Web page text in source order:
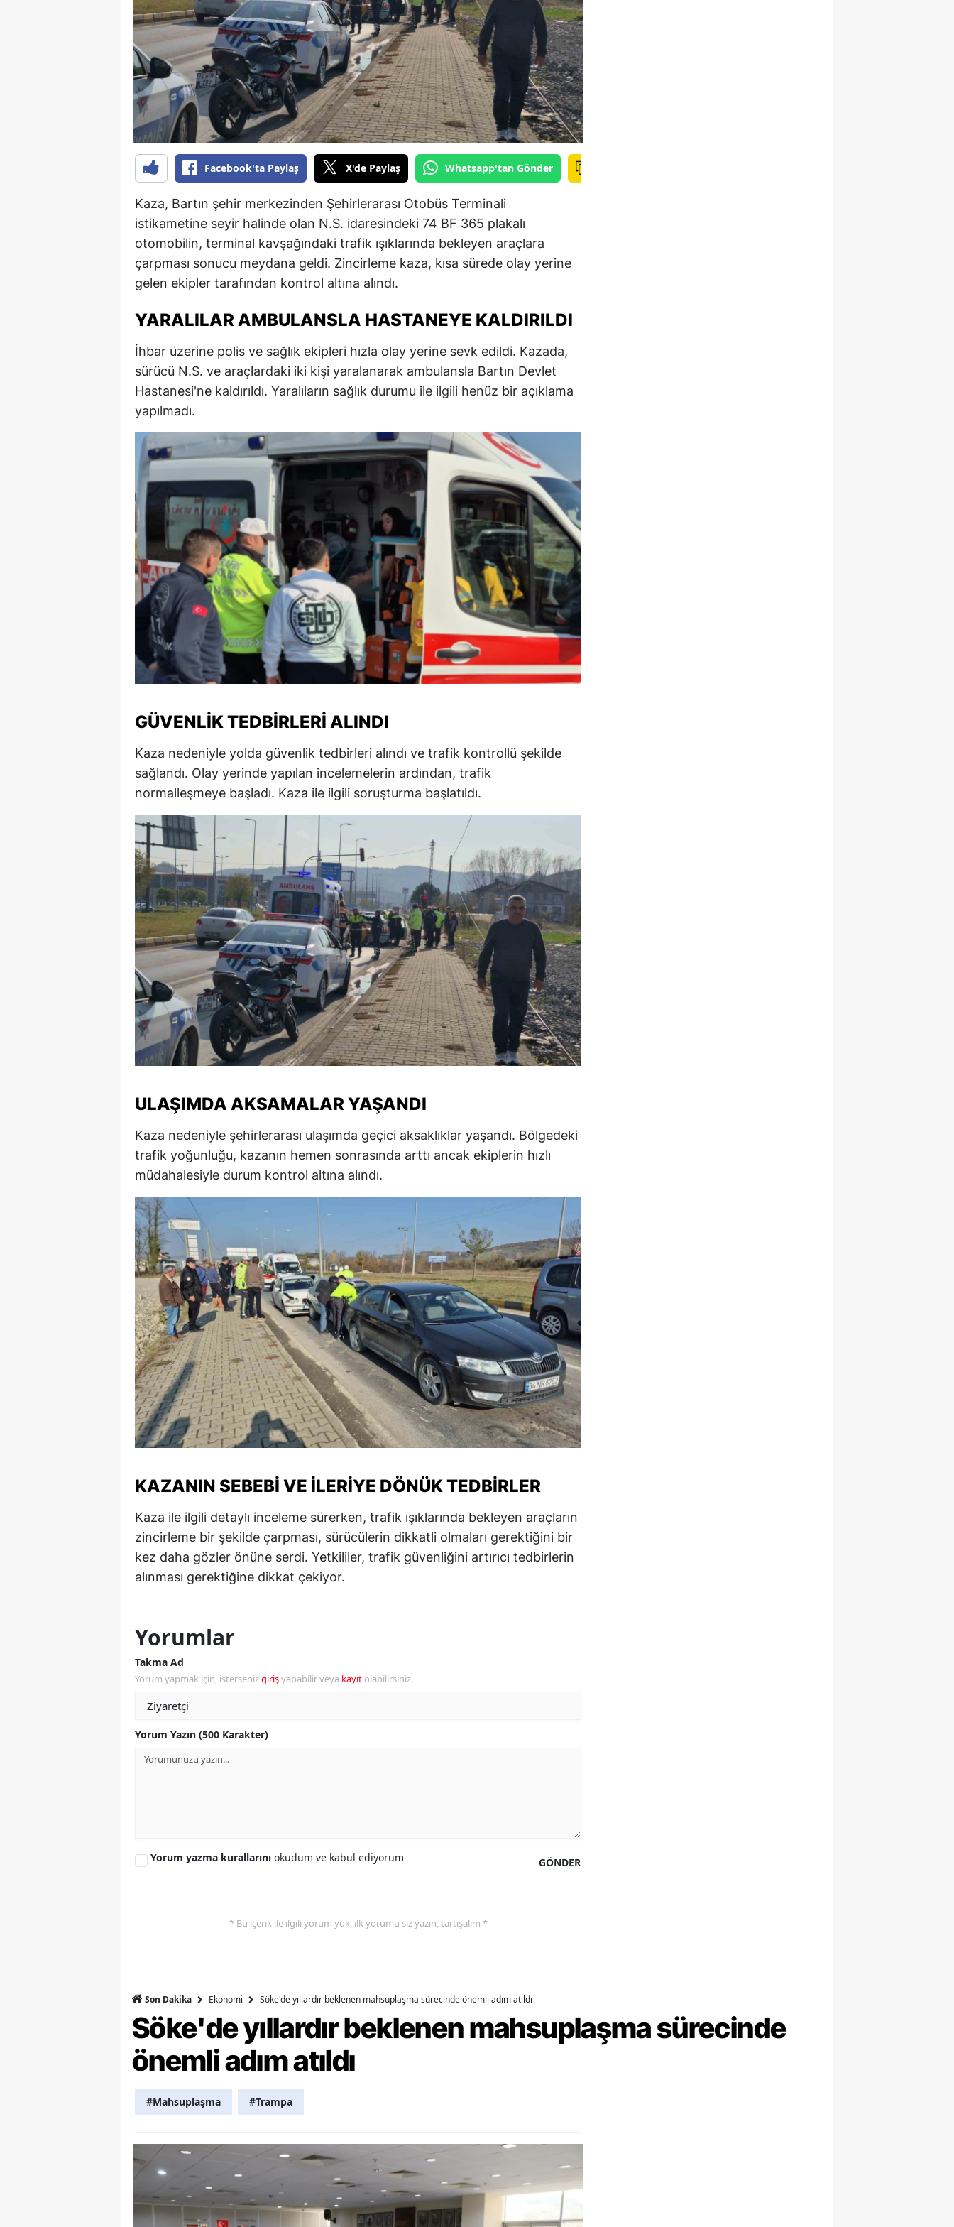
Bilecik
Bingöl
Bitlis
Bolu
Burdur
Bursa
Çankırı
Çorum
Denizli
Elazığ
Erzincan
Eskişehir
Gaziantep
Giresun
Gümüşhane
Hakkari
Hatay
Isparta
Mersin
İstanbul
İzmir
Kastamonu
Kayseri
Kırklareli
Kırşehir
Kocaeli
Konya
Kütahya
Malatya
Manisa
Kahramanmaraş
Mardin
Nevşehir
Niğde
Sakarya
Samsun
Siirt
Sinop
Sivas
Tekirdağ
Tokat
Şanlıurfa
Uşak
Van
Aksaray
Kilis
Osmaniye
Düzce
Facebook'ta Paylaş X'de Paylaş Whatsapp'tan Gönder
Kaza, Bartın şehir merkezinden Şehirlerarası Otobüs Terminali
istikametine seyir halinde olan N.S. idaresindeki 74 BF 365 plakalı
otomobilin, terminal kavşağındaki trafik ışıklarında bekleyen araçlara
çarpması sonucu meydana geldi. Zincirleme kaza, kısa sürede olay yerine
gelen ekipler tarafından kontrol altına alındı.
YARALILAR AMBULANSLA HASTANEYE KALDIRILDI
İhbar üzerine polis ve sağlık ekipleri hızla olay yerine sevk edildi. Kazada,
sürücü N.S. ve araçlardaki iki kişi yaralanarak ambulansla Bartın Devlet
Hastanesi'ne kaldırıldı. Yaralıların sağlık durumu ile ilgili henüz bir açıklama
yapılmadı.
GÜVENLIK TEDBIRLERI ALINDI
Kaza nedeniyle yolda güvenlik tedbirleri alındı ve trafik kontrollü şekilde
sağlandı. Olay yerinde yapılan incelemelerin ardından, trafik
normalleşmeye başladı. Kaza ile ilgili soruşturma başlatıldı.
ULAŞIMDA AKSAMALAR YAŞANDI
Kaza nedeniyle şehirlerarası ulaşımda geçici aksaklıklar yaşandı. Bölgedeki
trafik yoğunluğu, kazanın hemen sonrasında arttı ancak ekiplerin hızlı
müdahalesiyle durum kontrol altına alındı.
KAZANIN SEBEBI VE İLERIYE DÖNÜK TEDBIRLER
Kaza ile ilgili detaylı inceleme sürerken, trafik ışıklarında bekleyen araçların
zincirleme bir şekilde çarpması, sürücülerin dikkatli olmaları gerektiğini bir
kez daha gözler önüne serdi. Yetkililer, trafik güvenliğini artırıcı tedbirlerin
alınması gerektiğine dikkat çekiyor.
Yorumlar
Takma Ad
Yorum yapmak için, istersenizgirişyapabilir veya kayıt olabilirsiniz.
Yorum Yazın (500 Karakter)
GÖNDER
Yorum yazma kurallarını okudum ve kabul ediyorum
* Bu içerik ile ilgili yorum yok, ilk yorumu siz yazın, tartışalım *
Son Dakika Ekonomi Söke'de yıllardır beklenen mahsuplaşma sürecinde önemli adım atıldı
Söke'de yıllardır beklenen mahsuplaşma sürecinde
önemli adım atıldı
#Mahsuplaşma #Trampa